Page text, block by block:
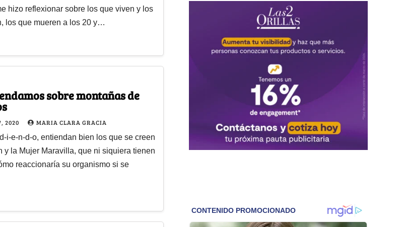
hizo reflexionar sobre los que viven y los
los que mueren a los 20 y…
sobre montañas de
2020 MARIA CLARA GRACIA
i-e-n-d-o, entiendan bien los que se creen
y la Mujer Maravilla, que ni siquiera tienen
reaccionaría su organismo si se